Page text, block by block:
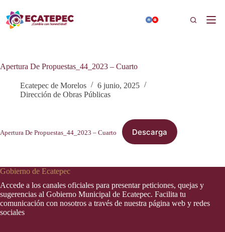
contenido
Buscar
Apertura De Propuestas_44_2023 – Cuarto
Ecatepec de Morelos
6 junio, 2025
Dirección de Obras Públicas
Apertura De Propuestas_44_2023 – Cuarto Descarga
Gobierno de Ecatepec
Accede a los canales oficiales para presentar peticiones, quejas y
sugerencias al Gobierno Municipal de Ecatepec. Facilita tu
comunicación con nosotros a través de nuestra página web y redes
sociales